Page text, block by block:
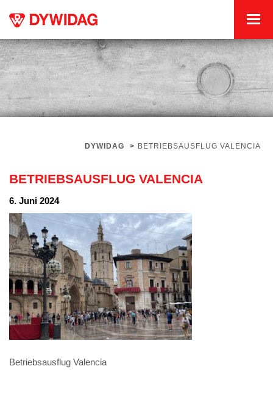
DYWIDAG > BETRIEBSAUSFLUG VALENCIA
BETRIEBSAUSFLUG VALENCIA
6. Juni 2024
Betriebsausflug Valencia